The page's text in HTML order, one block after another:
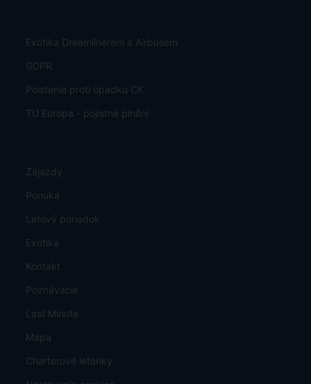
Exotika Dreamlinerem a Airbusem
GDPR
Poistenie proti úpadku CK
TU Europa - pojistné plnění
Zájazdy
Ponuka
Letový poriadok
Exotika
Kontakt
Poznávacie
Last Minute
Mapa
Charterové letenky